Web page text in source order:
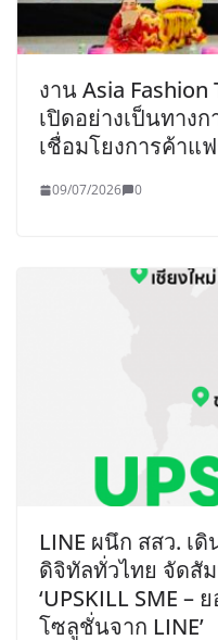
งาน Asia Fashion
เปิดอย่างเป็นทาง
เชื่อมโยงการค้าแ
09/07/2026 0
LINE ผนึก สสว. เ
ดิจิทัลทั่วไทย จัดสั
‘UPSKILL SME
โซลูชั่นจาก LINE’